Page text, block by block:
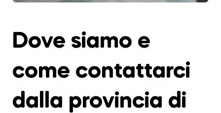
Dove siamo e
come contattarci
dalla provincia di